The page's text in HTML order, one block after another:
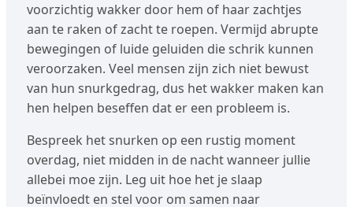
voorzichtig wakker door hem of haar zachtjes
aan te raken of zacht te roepen. Vermijd abrupte
bewegingen of luide geluiden die schrik kunnen
veroorzaken. Veel mensen zijn zich niet bewust
van hun snurkgedrag, dus het wakker maken kan
hen helpen beseffen dat er een probleem is.
Bespreek het snurken op een rustig moment
overdag, niet midden in de nacht wanneer jullie
allebei moe zijn. Leg uit hoe het je slaap
beïnvloedt en stel voor om samen naar